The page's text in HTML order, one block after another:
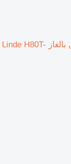
لوحة العدادات 144507 لـ رافعة شوكية تعمل بالغاز Linde H80T-